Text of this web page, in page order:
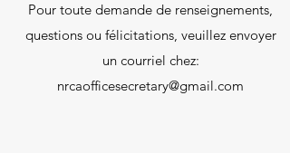
Pour toute demande de renseignements,
questions ou félicitations, veuillez envoyer
un courriel chez:
nrcaofficesecretary@gmail.com